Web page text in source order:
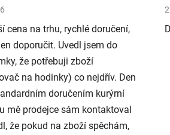
obchodu je 5 z 5 hvězdiček.
cena na trhu, rychlé doručení,
doporučit. Uvedl jsem do
že potřebuji zboží
na hodinky) co nejdřív. Den
doručením kurýrní
mě prodejce sám kontaktoval
že pokud na zboží spěchám,